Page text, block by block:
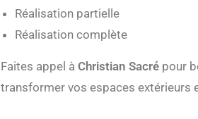
Réalisation partielle
Réalisation complète
Faites appel à Christian Sacré pour
transformer vos espaces extérieurs